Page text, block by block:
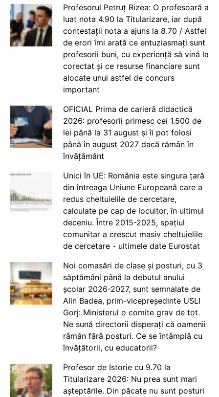
Profesorul Petruț Rizea: O profesoară a
luat nota 4.90 la Titularizare, iar după
contestații nota a ajuns la 8.70 / Astfel
de erori îmi arată ce entuziasmați sunt
profesorii buni, cu experiență să vină la
corectat și ce resurse financiare sunt
alocate unui astfel de concurs
important
OFICIAL Prima de carieră didactică
2026: profesorii primesc cei 1.500 de
lei până la 31 august și îi pot folosi
până în august 2027 dacă rămân în
învățământ
Unici în UE: România este singura țară
din întreaga Uniune Europeană care a
redus cheltuielile de cercetare,
calculate pe cap de locuitor, în ultimul
deceniu. Între 2015-2025, spațiul
comunitar a crescut masiv cheltuielile
de cercetare - ultimele date Eurostat
Noi comasări de clase și posturi, cu 3
săptămâni până la debutul anului
școlar 2026-2027, sunt semnalate de
Alin Badea, prim-vicepreședinte USLI
Gorj: Ministerul o comite grav de tot.
Ne sună directorii disperați că oamenii
rămân fără posturi. Ce se întâmplă cu
învățătorii, cu educatorii?
Profesor de Istorie cu 9.70 la
Titularizare 2026: Nu prea sunt mari
așteptările. Din păcate nu sunt posturi